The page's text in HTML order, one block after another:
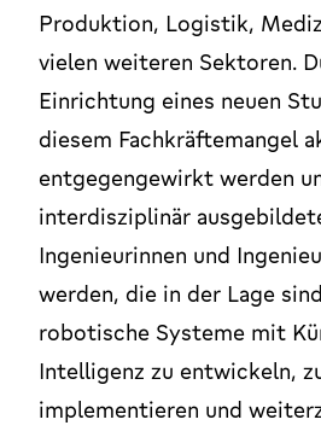
Produktion, Logistik,
vielen weiteren Sektoren.
Einrichtung eines neuen
diesem Fachkräftemangel
entgegengewirkt werden
interdisziplinär
Ingenieurinnen und
werden, die in der Lage
robotische Systeme mit
Intelligenz zu entwickeln,
implementieren und